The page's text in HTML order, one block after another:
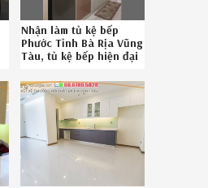
Nhận làm tủ kệ bếp
Phước Tỉnh Bà Rịa Vũng
Tàu, tủ kệ bếp hiện đại
Tàu uy tín SĐT 08-
6789-5828 272619R3H